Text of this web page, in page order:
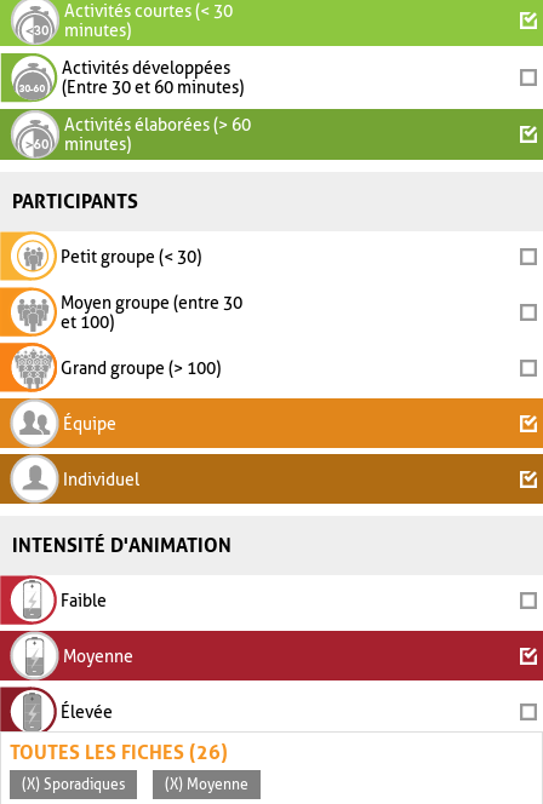
Activités courtes (< 30
minutes)
Activités développées
(Entre 30 et 60 minutes)
Activités élaborées (> 60
minutes)
PARTICIPANTS
Petit groupe (< 30)
Moyen groupe (entre 30
et 100)
Grand groupe (> 100)
Équipe
Individuel
INTENSITÉ D'ANIMATION
Faible
Moyenne
Élevée
TOUTES LES FICHES (26)
(X) Sporadiques (X) Moyenne